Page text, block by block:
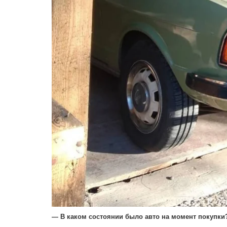
— В каком состоянии было авто на момент